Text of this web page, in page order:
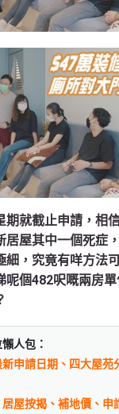
期就截止申請，相
居屋其中一個死症
細，究竟有咩方法
呢個482呎嘅兩房
人包：
新申請日期、四大屋苑
居屋按揭、補地價、申